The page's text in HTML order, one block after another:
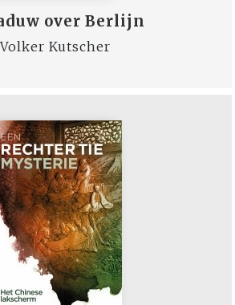
over Berlijn
Volker Kutscher